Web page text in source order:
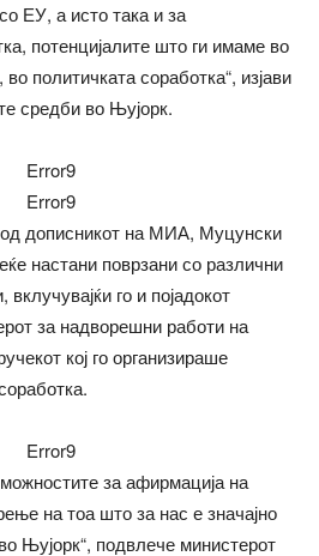
ЕУ, а исто така и за
потенцијалите што ги имаме во
во политичката соработка“, изјави
средби во Њујорк.
Error9
Error9
дописникот на МИА, Муцунски
настани поврзани со различни
вклучувајќи го и појадокот
за надворешни работи на
кој го организираше
Error9
за афирмација на
на тоа што за нас е значајно
Њујорк“, подвлече министерот